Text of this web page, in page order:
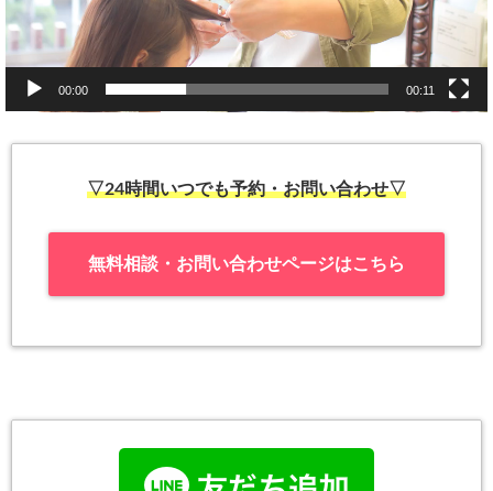
00:00 00:11
▽24時間いつでも予約・お問い合わせ▽
無料相談・お問い合わせページはこちら